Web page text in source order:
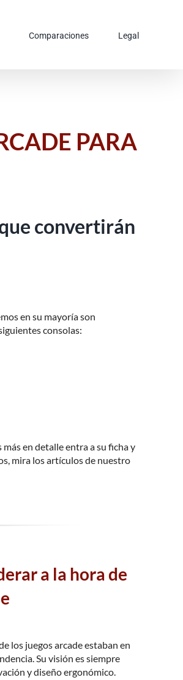
Comparaciones Legal
PARA
convertirán
en su mayoría son
consolas:
en detalle entra a su ficha y
mira los artículos de nuestro
a la hora de
los juegos arcade estaban en
Su visión es siempre
y diseño ergonómico.